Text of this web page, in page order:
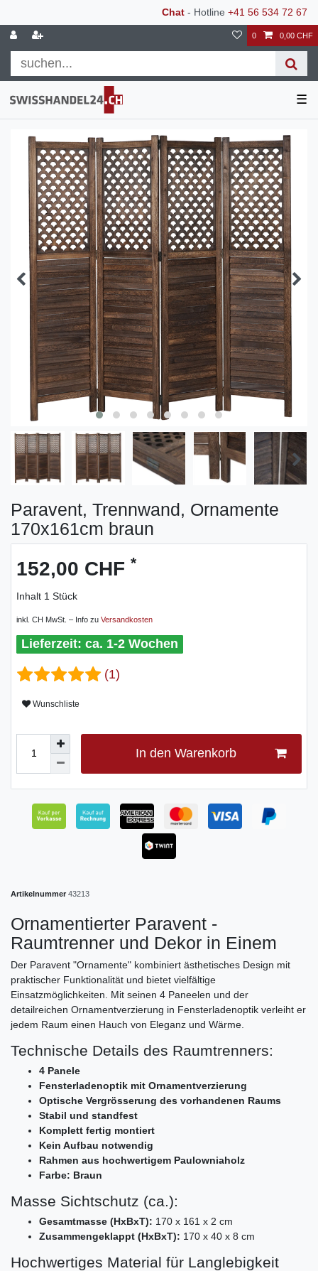
Chat - Hotline +41 56 534 72 67
0 0,00 CHF
☰
Paravent, Trennwand, Ornamente
170x161cm braun
152,00 CHF *
Inhalt 1 Stück
inkl. CH MwSt. – Info zu Versandkosten
ca. 1-2 Wochen
(1)
Wunschliste
In den Warenkorb
Artikelnummer 43213
Ornamentierter Paravent -
Raumtrenner und Dekor in Einem
Der Paravent "Ornamente" kombiniert ästhetisches Design mit
praktischer Funktionalität und bietet vielfältige
Einsatzmöglichkeiten. Mit seinen 4 Paneelen und der
detailreichen Ornamentverzierung in Fensterladenoptik verleiht er
jedem Raum einen Hauch von Eleganz und Wärme.
Technische Details des Raumtrenners:
4 Panele
Fensterladenoptik mit Ornamentverzierung
Optische Vergrösserung des vorhandenen Raums
Stabil und standfest
Komplett fertig montiert
Kein Aufbau notwendig
Rahmen aus hochwertigem Paulowniaholz
Farbe: Braun
Masse Sichtschutz (ca.):
Gesamtmasse (HxBxT): 170 x 161 x 2 cm
Zusammengeklappt (HxBxT): 170 x 40 x 8 cm
Hochwertiges Material für Langlebigkeit